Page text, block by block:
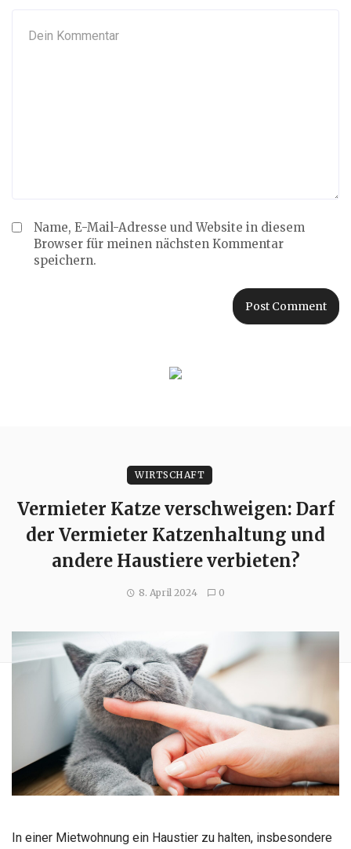
Name, E-Mail-Adresse und Website in diesem
Browser für meinen nächsten Kommentar
speichern.
WIRTSCHAFT
Vermieter Katze verschweigen: Darf
der Vermieter Katzenhaltung und
andere Haustiere verbieten?
8. April 2024 0
In einer Mietwohnung ein Haustier zu halten, insbesondere